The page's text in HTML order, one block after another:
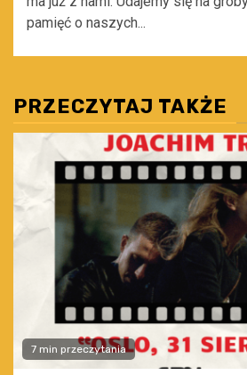
pamięć o naszych...
PRZECZYTAJ TAKŻE
7 min przeczytania